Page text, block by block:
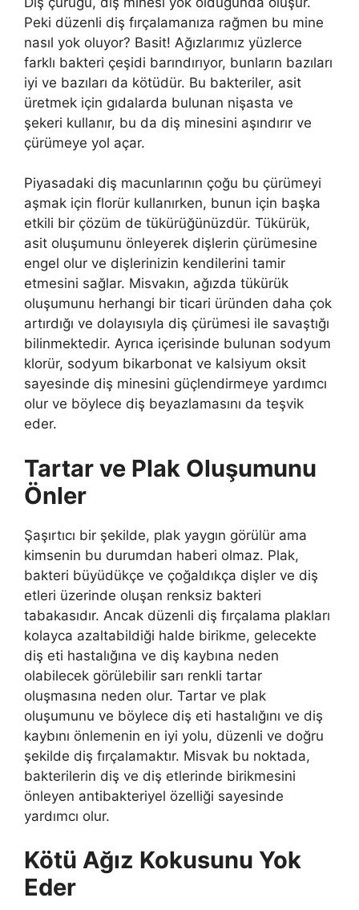
Peki düzenli diş fırçalamanıza rağmen bu mine
nasıl yok oluyor? Basit! Ağızlarımız yüzlerce
farklı bakteri çeşidi barındırıyor, bunların bazıları
iyi ve bazıları da kötüdür. Bu bakteriler, asit
üretmek için gıdalarda bulunan nişasta ve
şekeri kullanır, bu da diş minesini aşındırır ve
çürümeye yol açar.
Piyasadaki diş macunlarının çoğu bu çürümeyi
aşmak için florür kullanırken, bunun için başka
etkili bir çözüm de tükürüğünüzdür. Tükürük,
asit oluşumunu önleyerek dişlerin çürümesine
engel olur ve dişlerinizin kendilerini tamir
etmesini sağlar. Misvakın, ağızda tükürük
oluşumunu herhangi bir ticari üründen daha çok
artırdığı ve dolayısıyla diş çürümesi ile savaştığı
bilinmektedir. Ayrıca içerisinde bulunan sodyum
klorür, sodyum bikarbonat ve kalsiyum oksit
sayesinde diş minesini güçlendirmeye yardımcı
olur ve böylece diş beyazlamasını da teşvik
eder.
Tartar ve Plak Oluşumunu
Önler
Şaşırtıcı bir şekilde, plak yaygın görülür ama
kimsenin bu durumdan haberi olmaz. Plak,
bakteri büyüdükçe ve çoğaldıkça dişler ve diş
etleri üzerinde oluşan renksiz bakteri
tabakasıdır. Ancak düzenli diş fırçalama plakları
kolayca azaltabildiği halde birikme, gelecekte
diş eti hastalığına ve diş kaybına neden
olabilecek görülebilir sarı renkli tartar
oluşmasına neden olur. Tartar ve plak
oluşumunu ve böylece diş eti hastalığını ve diş
kaybını önlemenin en iyi yolu, düzenli ve doğru
şekilde diş fırçalamaktır. Misvak bu noktada,
bakterilerin diş ve diş etlerinde birikmesini
önleyen antibakteriyel özelliği sayesinde
yardımcı olur.
Kötü Ağız Kokusunu Yok
Eder